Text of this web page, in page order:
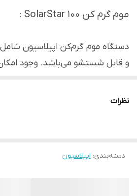
موم گرم کن SolarStar 100 :
دستگاه موم گرم‌کن اپیلاسیون
و قابل شستشو می‌باشد. وجود
چراغ نمایشگر جهت نمایش رسیدن به
می‌باشد.
نظرات
دسته‌بندی: اپیلاسیون